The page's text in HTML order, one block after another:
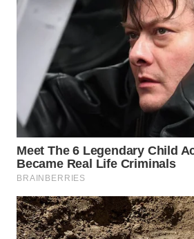
MASYARAKAT
KELISTRIKAN
WALINKI
ID
MAWAKA
ID
MARTABAT
NET
PLN
WATCH